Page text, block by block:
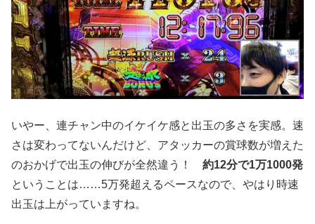
いやー、連チャン中のイケイケ感と出玉の多さを実感。速
さは変わってないんだけど、アタッカーの賞球数が増えた
のおかげで出玉の伸びが全然違う！ 約12分で1万1000発
ということは……5万発超えるペースなので、やはり時速
出玉は上がっていますね。